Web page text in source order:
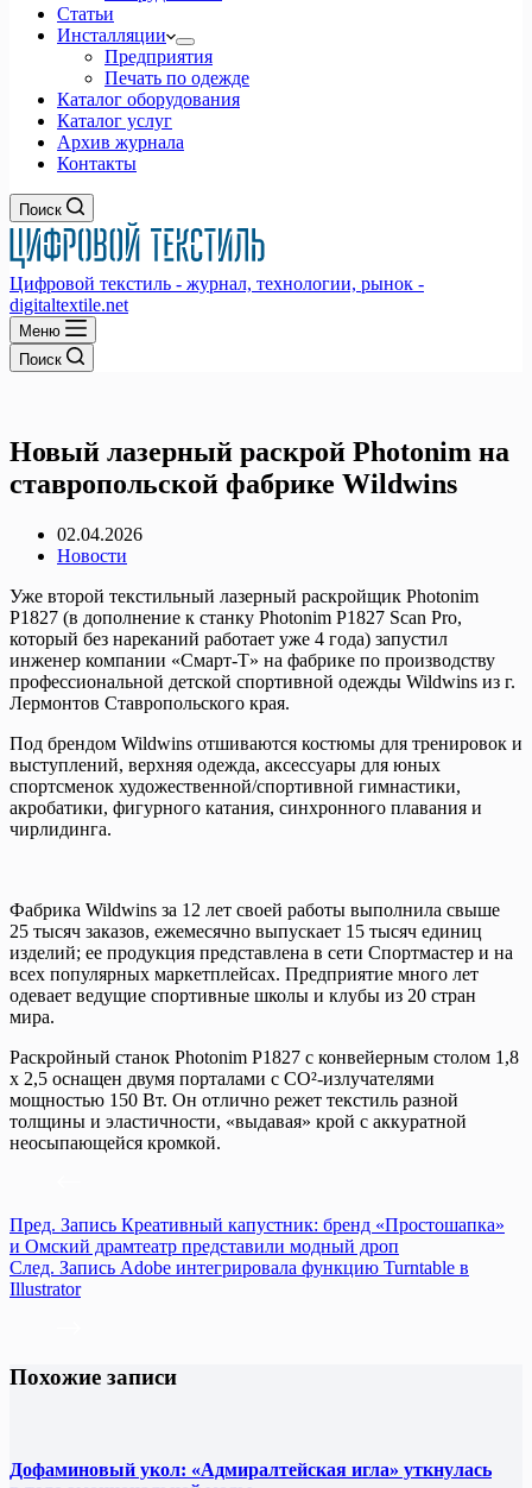
Статьи
Инсталляции
Предприятия
Печать по одежде
Каталог оборудования
Каталог услуг
Архив журнала
Контакты
Поиск
Цифровой текстиль - журнал, технологии, рынок -
digitaltextile.net
Меню
Поиск
Новый лазерный раскрой Photonim на
ставропольской фабрике Wildwins
02.04.2026
Новости
Уже второй текстильный лазерный раскройщик Photonim
P1827 (в дополнение к станку Photonim P1827 Scan Pro,
который без нареканий работает уже 4 года) запустил
инженер компании «Смарт-Т» на фабрике по производству
профессиональной детской спортивной одежды Wildwins из г.
Лермонтов Ставропольского края.
Под брендом Wildwins отшиваются костюмы для тренировок и
выступлений, верхняя одежда, аксессуары для юных
спортсменок художественной/спортивной гимнастики,
акробатики, фигурного катания, синхронного плавания и
чирлидинга.
Фабрика Wildwins за 12 лет своей работы выполнила свыше
25 тысяч заказов, ежемесячно выпускает 15 тысяч единиц
изделий; ее продукция представлена в сети Спортмастер и на
всех популярных маркетплейсах. Предприятие много лет
одевает ведущие спортивные школы и клубы из 20 стран
мира.
Раскройный станок Photonim P1827 с конвейерным столом 1,8
х 2,5 оснащен двумя порталами с СО²-излучателями
мощностью 150 Вт. Он отлично режет текстиль разной
толщины и эластичности, «выдавая» крой с аккуратной
неосыпающейся кромкой.
Пред. Запись Креативный капустник: бренд «Простошапка»
и Омский драмтеатр представили модный дроп
След. Запись Adobe интегрировала функцию Turntable в
Illustrator
Похожие записи
Дофаминовый укол: «Адмиралтейская игла» уткнулась